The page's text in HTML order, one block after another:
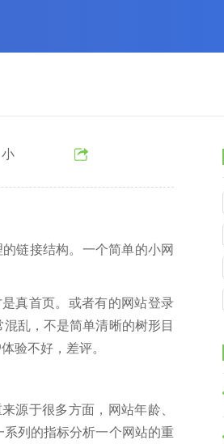
小
链接结构。一个简单的小网
真首页。或者有的网站登录
乱，不是简单清晰的树形目
验不好，差评。
源于很多方面，网站年龄、
列的指标分析一个网站的重